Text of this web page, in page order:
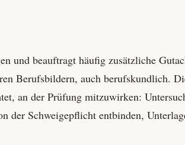
und beauftragt häufig zusätzliche
Berufsbildern, auch berufs­kundlich.
an der Prüfung mitzuwirken:
der Schweigepflicht entbinden,